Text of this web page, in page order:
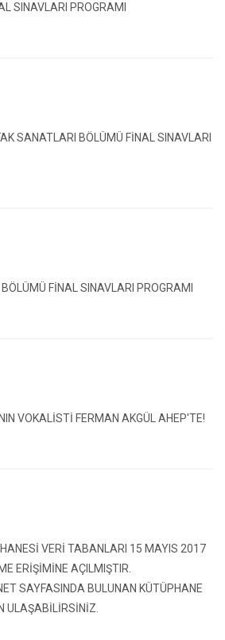
SINAVLARI PROGRAMI
SANATLARI BÖLÜMÜ FİNAL SINAVLARI
FİNAL SINAVLARI PROGRAMI
VOKALİSTİ FERMAN AKGÜL AHEP'TE!
VERİ TABANLARI 15 MAYIS 2017
ERİŞİMİNE AÇILMIŞTIR.
SAYFASINDA BULUNAN KÜTÜPHANE
ULAŞABİLİRSİNİZ.